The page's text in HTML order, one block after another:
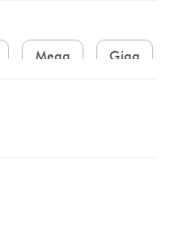
Mega Giga